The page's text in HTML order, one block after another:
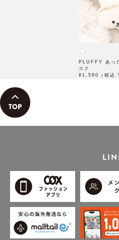
PLUFFY あっ
スク
¥1,590（税込